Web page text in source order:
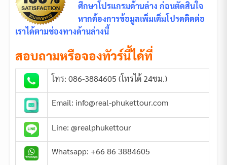
ศึกษาโปรแกรมด้านล่าง ก่อนตัดสินใจ
หากต้องการข้อมูลเพิ่มเติ่มโปรดติดต่อ
เราได้ตามช่องทางด้านล่างนี้
สอบถามหรือจองทัวร์นี้ได้ที่
โทร: 086-3884605 (โทรได้ 24ชม.)
Email: info@real-phukettour.com
Line: @realphukettour
Whatsapp: +66 86 3884605